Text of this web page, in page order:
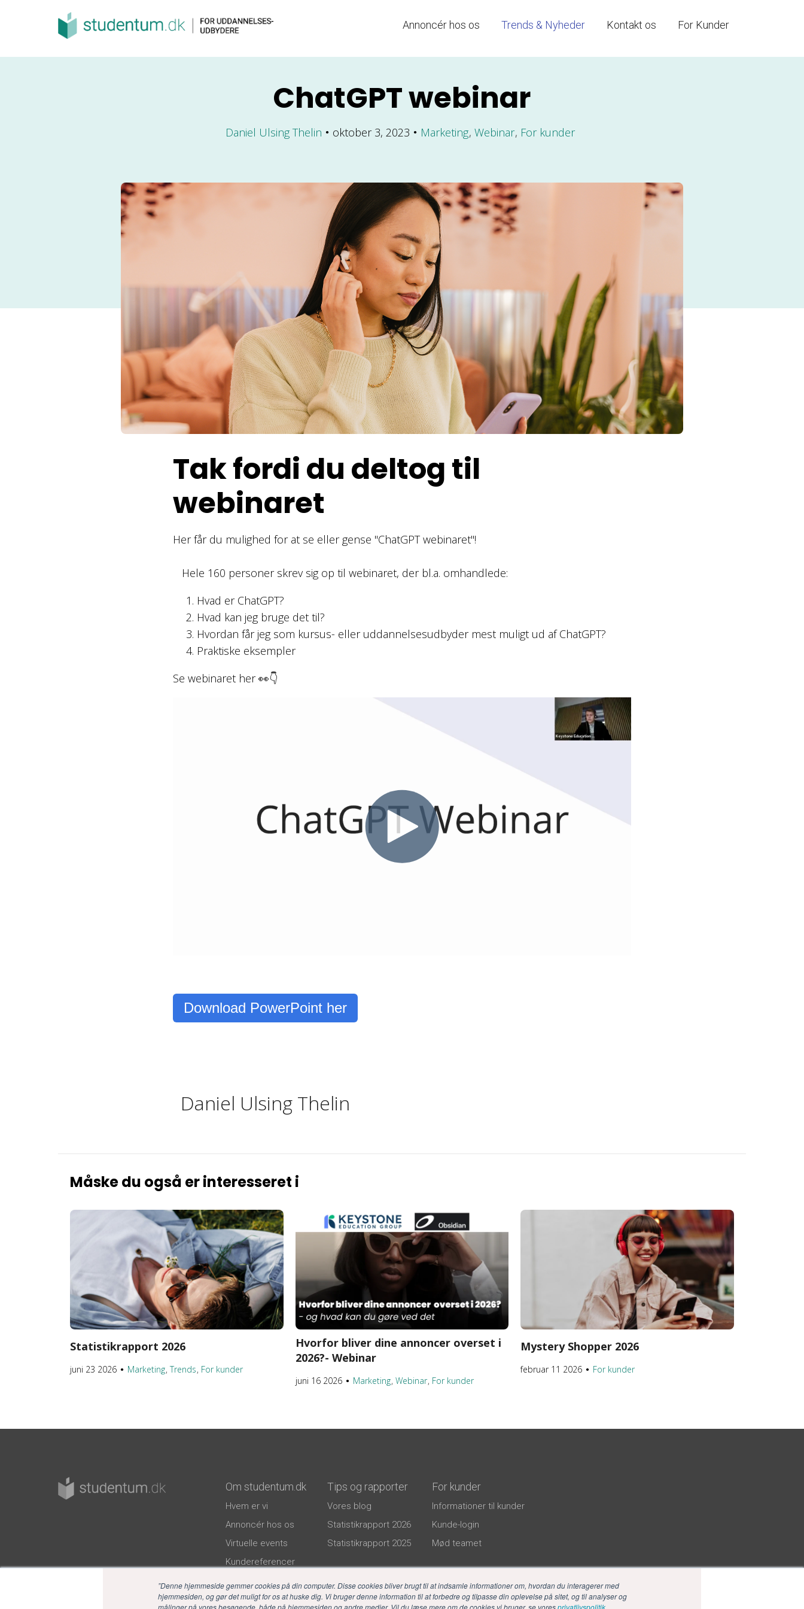
”Denne hjemmeside gemmer cookies på din computer. Disse cookies bliver brugt til at indsamle informationer om, hvordan du interagerer med
hjemmesiden, og gør det muligt for os at huske dig. Vi bruger denne information til at forbedre og tilpasse din oplevelse på sitet, og til analyser og
målinger på vores besøgende, både på hjemmesiden og andre medier. Vil du læse mere om de cookies vi bruger, se voresprivatlivspolitik.
Annoncér hos os Trends & Nyheder Kontakt os For Kunder
ChatGPT webinar
Daniel Ulsing Thelin ● oktober 3, 2023 ● Marketing Webinar For kunder
Tak fordi du deltog til
webinaret
Her får du mulighed for at se eller gense "ChatGPT webinaret"!
Hele 160 personer skrev sig op til webinaret, der bl.a. omhandlede:
Hvad er ChatGPT?​
Hvad kan jeg bruge det til?​
Hvordan får jeg som kursus- eller uddannelsesudbyder mest muligt ud af ChatGPT?​
Praktiske eksempler
Se webinaret her👀👇
Download PowerPoint her
Daniel Ulsing Thelin
Måske du også er interesseret i
Statistikrapport 2026
juni 23 2026 ● Marketing Trends For kunder
Hvorfor bliver dine annoncer overset i
2026?- Webinar
juni 16 2026● Marketing Webinar For kunder
Mystery Shopper 2026
februar 11 2026 ● For kunder
Om studentum.dk
Hvem er vi
Annoncér hos os
Virtuelle events
Kundereferencer
Tips og rapporter
Vores blog
Statistikrapport 2026
Statistikrapport 2025
For kunder
Informationer til kunder
Kunde-login
Mød teamet